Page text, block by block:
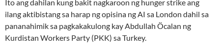
Ito ang dahilan kung bakit nagkaroon ng hunger strike ang
ilang aktibistang sa harap ng opisina ng AI sa London dahil sa
pananahimik sa pagkakakulong kay Abdullah Öcalan ng
Kurdistan Workers Party (PKK) sa Turkey.